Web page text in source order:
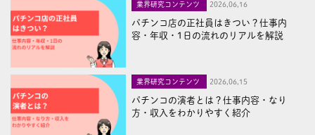
業界研究コンテンツ 2026,06,16
パチンコ店の正社員はきつい？仕事内
容・年収・1日の流れのリアルを解説
業界研究コンテンツ 2026,06,15
パチンコの演者とは？仕事内容・なり
方・収入をわかりやすく紹介